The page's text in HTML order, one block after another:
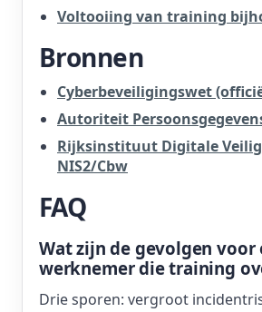
Voltooiing van training
Bronnen
Cyberbeveiligingswet
Autoriteit
Rijksinstituut Digitale
NIS2/Cbw
FAQ
Wat zijn de gevolgen voor
werknemer die training
Drie sporen: vergroot